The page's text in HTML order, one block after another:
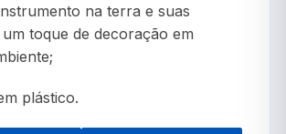
na terra e suas
toque de decoração em
plástico.